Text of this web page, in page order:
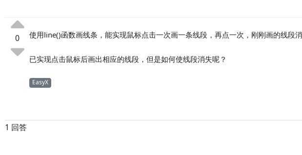
0 使用line()函数画线条，能实现鼠标点击一次画一条线段，再点一次，刚刚画的线段
已实现点击鼠标后画出相应的线段，但是如何使线段消失呢？
EasyX
1 回答